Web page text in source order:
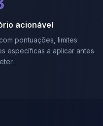
acionável
pontuações, limites
específicas a aplicar antes